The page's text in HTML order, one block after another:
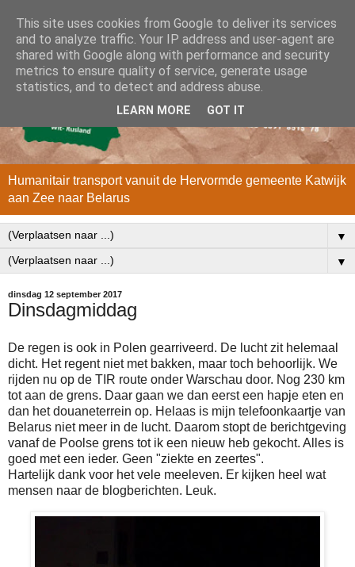
Humanitair transport vanuit de Hervormde gemeente Katwijk
aan Zee naar Belarus
▼
▼
dinsdag 12 september 2017
Dinsdagmiddag
De regen is ook in Polen gearriveerd. De lucht zit helemaal
dicht. Het regent niet met bakken, maar toch behoorlijk. We
rijden nu op de TIR route onder Warschau door. Nog 230 km
tot aan de grens. Daar gaan we dan eerst een hapje eten en
dan het douaneterrein op. Helaas is mijn telefoonkaartje van
Belarus niet meer in de lucht. Daarom stopt de berichtgeving
vanaf de Poolse grens tot ik een nieuw heb gekocht. Alles is
goed met een ieder. Geen "ziekte en zeertes".
Hartelijk dank voor het vele meeleven. Er kijken heel wat
mensen naar de blogberichten. Leuk.
This site uses cookies from Google to deliver its services
and to analyze traffic. Your IP address and user-agent are
shared with Google along with performance and security
metrics to ensure quality of service, generate usage
statistics, and to detect and address abuse.
LEARN MORE GOT IT